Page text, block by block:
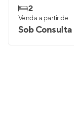
2
Venda a partir de
Sob Consulta